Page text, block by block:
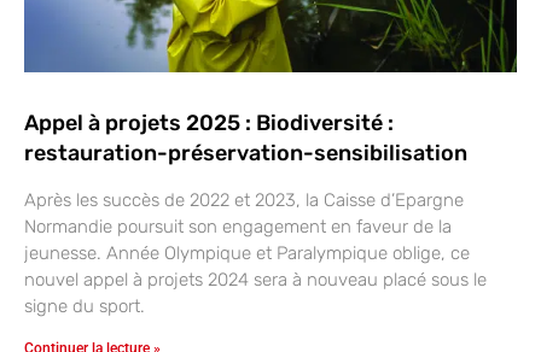
Appel à projets 2025 : Biodiversité :
restauration-préservation-sensibilisation
Après les succès de 2022 et 2023, la Caisse d’Epargne
Normandie poursuit son engagement en faveur de la
jeunesse. Année Olympique et Paralympique oblige, ce
nouvel appel à projets 2024 sera à nouveau placé sous le
signe du sport.
Continuer la lecture »